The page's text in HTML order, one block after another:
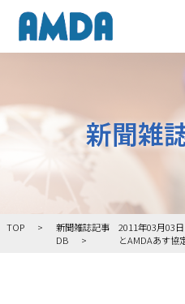
新聞雑
TOP
新聞雑誌記事
DB
2011年03月03
とAMDAあす協